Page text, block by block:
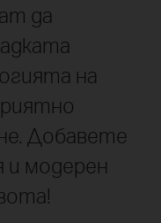
да
на
Добавете
и модерен